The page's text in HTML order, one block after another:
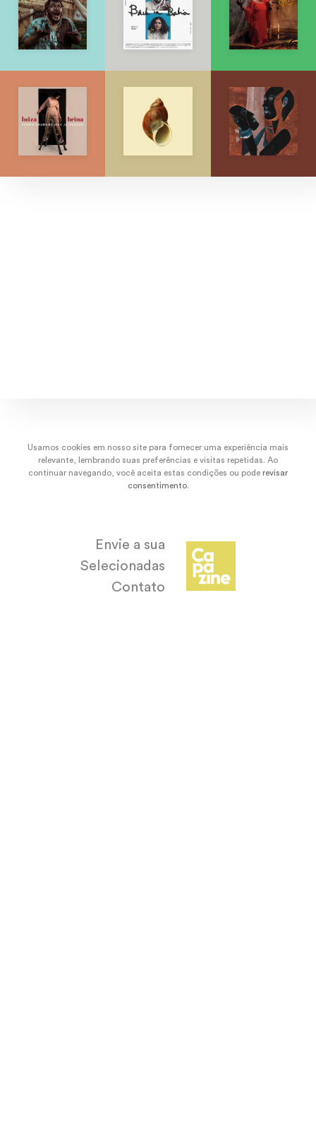
Usamos cookies em nosso site para fornecer uma experiência mais
relevante, lembrando suas preferências e visitas repetidas. Ao
continuar navegando, você aceita estas condições ou pode revisar
consentimento.
Envie a sua
Selecionadas
Contato